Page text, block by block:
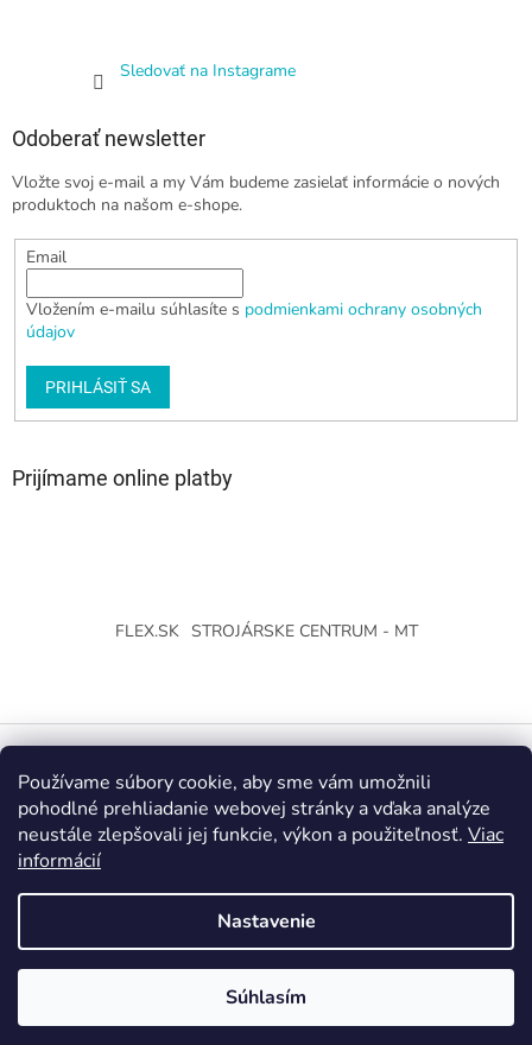
Používame súbory cookie, aby sme vám umožnili
pohodlné prehliadanie webovej stránky a vďaka analýze
neustále zlepšovali jej funkcie, výkon a použiteľnosť. Viac
informácií
Nastavenie
Súhlasím
Sledovať na Instagrame
Odoberať newsletter
Vložte svoj e-mail a my Vám budeme zasielať informácie o nových
produktoch na našom e-shope.
Email
Vložením e-mailu súhlasíte s podmienkami ochrany osobných
údajov
PRIHLÁSIŤ SA
Prijímame online platby
FLEX.SK STROJÁRSKE CENTRUM - MT
Vytvoril Shoptet
Copyright 2026